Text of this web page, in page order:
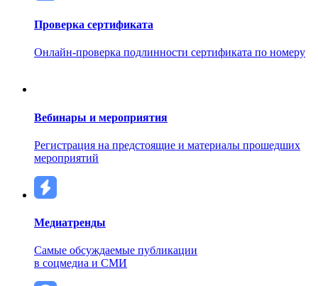
Проверка сертификата
Онлайн-проверка подлинности сертификата по номеру
Вебинары и мероприятия
Регистрация на предстоящие и материалы прошедших
мероприятий
Медиатренды
Самые обсуждаемые публикации
в соцмедиа и СМИ